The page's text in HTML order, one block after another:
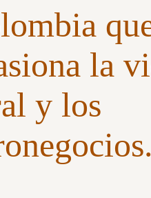
la
y los